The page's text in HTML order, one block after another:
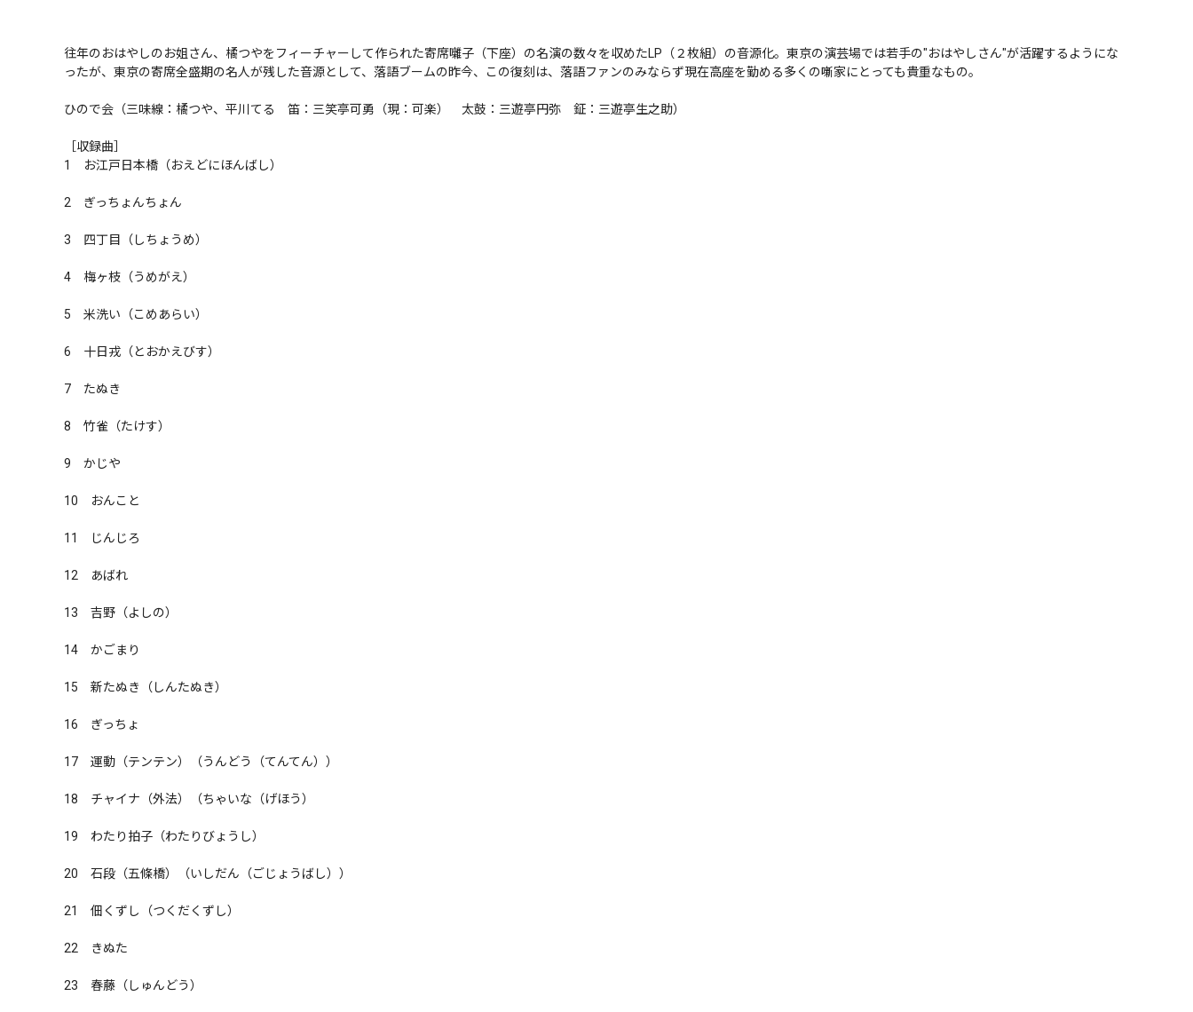
往年のおはやしのお姐さん、橘つやをフィーチャーして作られた寄席囃子（下座）の名演の数々を収めたLP（２枚組）の音源化。東京の演芸場では若手の"おはやしさん"が活躍するようにな
ったが、東京の寄席全盛期の名人が残した音源として、落語ブームの昨今、この復刻は、落語ファンのみならず現在高座を勤める多くの噺家にとっても貴重なもの。
ひので会（三味線：橘つや、平川てる　笛：三笑亭可勇（現：可楽）　太鼓：三遊亭円弥　鉦：三遊亭生之助）
［収録曲］
1　お江戸日本橋（おえどにほんばし）
2　ぎっちょんちょん
3　四丁目（しちょうめ）
4　梅ヶ枝（うめがえ）
5　米洗い（こめあらい）
6　十日戎（とおかえびす）
7　たぬき
8　竹雀（たけす）
9　かじや
10　おんこと
11　じんじろ
12　あばれ
13　吉野（よしの）
14　かごまり
15　新たぬき（しんたぬき）
16　ぎっちょ
17　運動（テンテン）（うんどう（てんてん））
18　チャイナ（外法）（ちゃいな（げほう）
19　わたり拍子（わたりびょうし）
20　石段（五條橋）（いしだん（ごじょうばし））
21　佃くずし（つくだくずし）
22　きぬた
23　春藤（しゅんどう）